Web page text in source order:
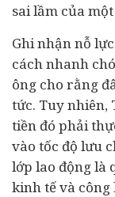
sai lầm của
Ghi nhận nỗ
cách nhanh
ông cho rằng
tức. Tuy nhiên,
tiền đó phải
vào tốc độ lưu
lớp lao động là
kinh tế và công